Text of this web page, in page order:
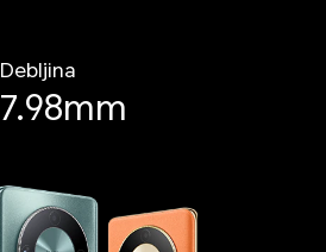
Debljina
7.98mm